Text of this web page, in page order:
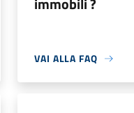
VAI ALLA FAQ